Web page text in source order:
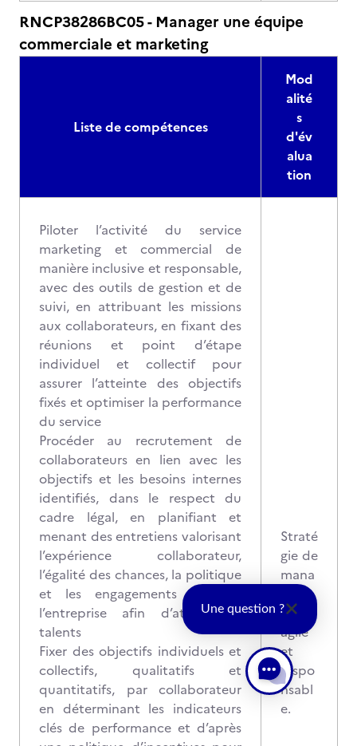
RNCP38286BC05 - Manager une équipe
commerciale et marketing
Liste de compétences
Mod
alité
s
d'év
alua
tion
Piloter l’activité du service
marketing et commercial de
manière inclusive et responsable,
avec des outils de gestion et de
suivi, en attribuant les missions
aux collaborateurs, en fixant des
réunions et point d’étape
individuel et collectif pour
assurer l’atteinte des objectifs
fixés et optimiser la performance
du service
Procéder au recrutement de
collaborateurs en lien avec les
objectifs et les besoins internes
identifiés, dans le respect du
cadre légal, en planifiant et
menant des entretiens valorisant
l’expérience collaborateur,
l’égalité des chances, la politique
et les engagements RSE de
l’entreprise afin d’attirer les
talents
Fixer des objectifs individuels et
collectifs, qualitatifs et
quantitatifs, par collaborateur
en déterminant les indicateurs
clés de performance et d’après
Straté
gie de
mana
geme
nt
agile
et
respo
nsabl
e.
Une question ?